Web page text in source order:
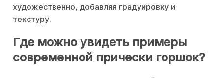
художественно, добавляя градуировку и
текстуру.
Где можно увидеть примеры
современной прически горшок?